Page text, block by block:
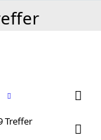
Treffer